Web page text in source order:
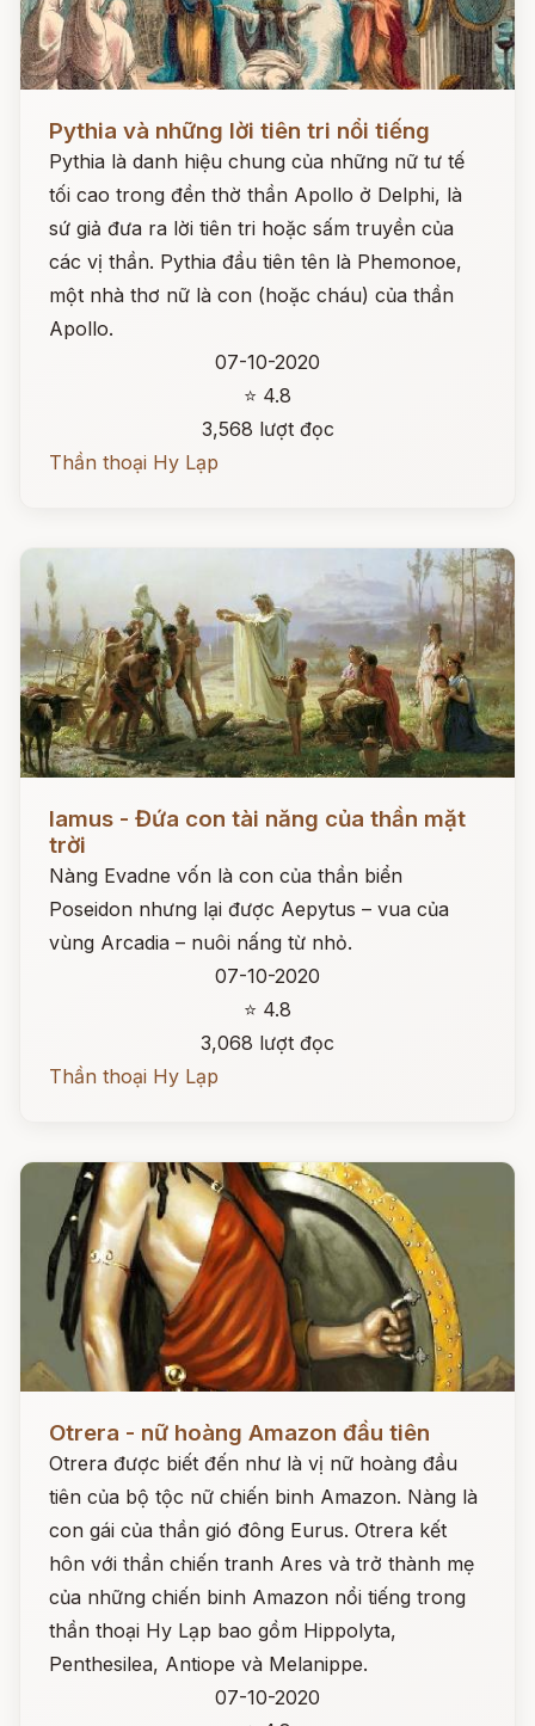
Pythia và những lời tiên tri nổi tiếng
Pythia là danh hiệu chung của những nữ tư tế
tối cao trong đền thờ thần Apollo ở Delphi, là
sứ giả đưa ra lời tiên tri hoặc sấm truyền của
các vị thần. Pythia đầu tiên tên là Phemonoe,
một nhà thơ nữ là con (hoặc cháu) của thần
Apollo.
07-10-2020
⭐ 4.8
3,568 lượt đọc
Thần thoại Hy Lạp
Iamus - Đứa con tài năng của thần mặt
trời
Nàng Evadne vốn là con của thần biển
Poseidon nhưng lại được Aepytus – vua của
vùng Arcadia – nuôi nấng từ nhỏ.
07-10-2020
⭐ 4.8
3,068 lượt đọc
Thần thoại Hy Lạp
Otrera - nữ hoàng Amazon đầu tiên
Otrera được biết đến như là vị nữ hoàng đầu
tiên của bộ tộc nữ chiến binh Amazon. Nàng là
con gái của thần gió đông Eurus. Otrera kết
hôn với thần chiến tranh Ares và trở thành mẹ
của những chiến binh Amazon nổi tiếng trong
thần thoại Hy Lạp bao gồm Hippolyta,
Penthesilea, Antiope và Melanippe.
07-10-2020